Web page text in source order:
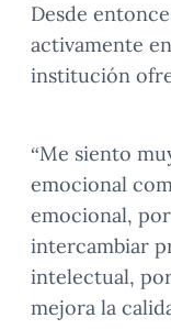
Desde
activamente
institución
“Me siento
emocional
emocional,
intercambiar
intelectual,
mejora la